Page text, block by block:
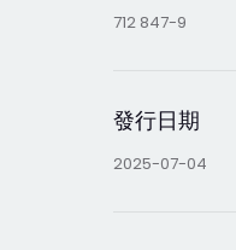
712 847-9
發行日期
2025-07-04